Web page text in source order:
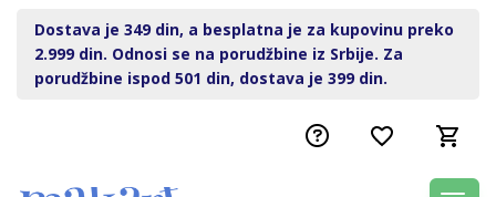
Dostava je 349 din, a besplatna je za kupovinu preko
2.999 din. Odnosi se na porudžbine iz Srbije. Za
porudžbine ispod 501 din, dostava je 399 din.